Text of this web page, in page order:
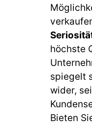
höchste
spiegelt
wider,
Bieten